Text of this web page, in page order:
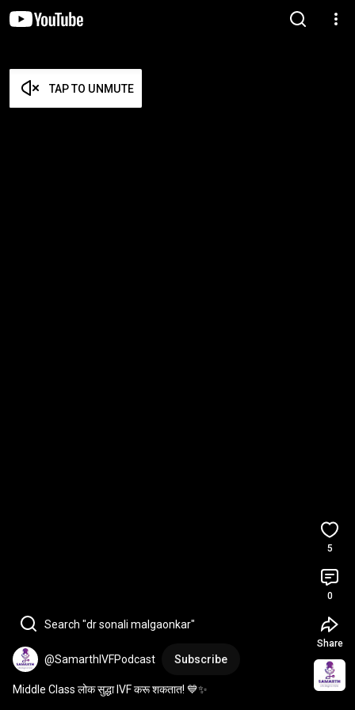
TAP TO UNMUTE
Search "dr sonali malgaonkar"
@SamarthIVFPodcast Subscribe
Middle Class लोक सुद्धा IVF करू शकतात! 💙✨
5
0
Share